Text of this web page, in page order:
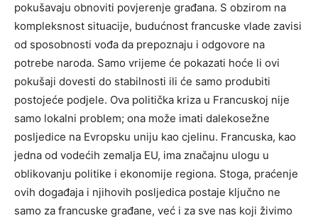
pokušavaju obnoviti povjerenje građana. S obzirom na
kompleksnost situacije, budućnost francuske vlade zavisi
od sposobnosti vođa da prepoznaju i odgovore na
potrebe naroda. Samo vrijeme će pokazati hoće li ovi
pokušaji dovesti do stabilnosti ili će samo produbiti
postojeće podjele. Ova politička kriza u Francuskoj nije
samo lokalni problem; ona može imati dalekosežne
posljedice na Evropsku uniju kao cjelinu. Francuska, kao
jedna od vodećih zemalja EU, ima značajnu ulogu u
oblikovanju politike i ekonomije regiona. Stoga, praćenje
ovih događaja i njihovih posljedica postaje ključno ne
samo za francuske građane, već i za sve nas koji živimo